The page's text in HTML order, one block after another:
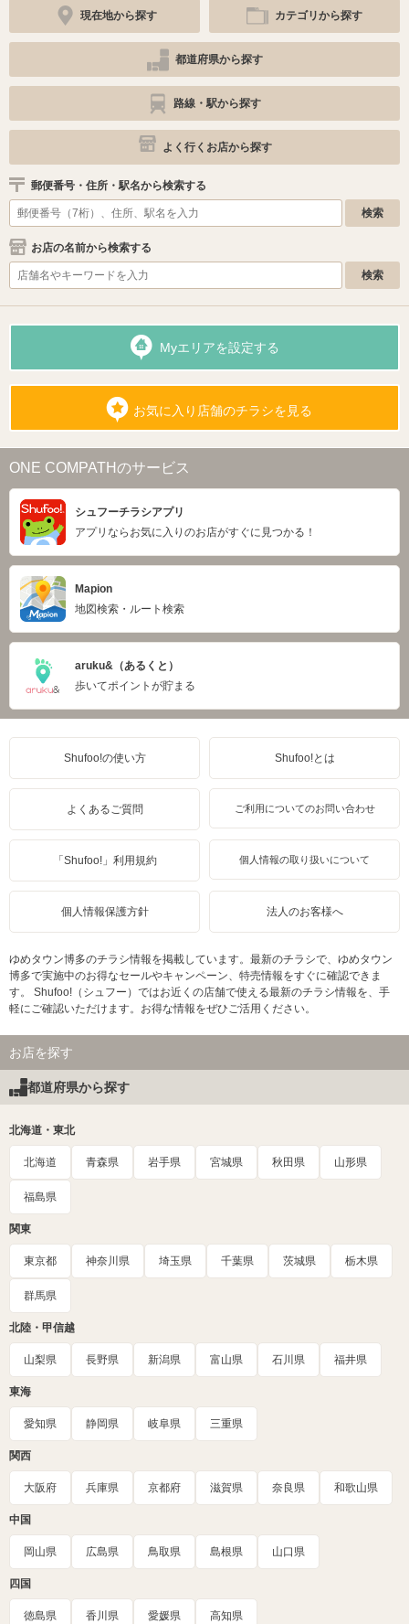
現在地から探す カテゴリから探す
都道府県から探す
路線・駅から探す
よく行くお店から探す
郵便番号・住所・駅名から検索する
お店の名前から検索する
Myエリアを設定する
お気に入り店舗のチラシを見る
ONE COMPATHのサービス
シュフーチラシアプリ
アプリならお気に入りのお店がすぐに見つかる！
Mapion
地図検索・ルート検索
aruku&（あるくと）
歩いてポイントが貯まる
Shufoo!の使い方 Shufoo!とは
よくあるご質問 ご利用についてのお問い合わせ
「Shufoo!」利用規約 個人情報の取り扱いについて
個人情報保護方針 法人のお客様へ
ゆめタウン博多のチラシ情報を掲載しています。最新のチラシで、ゆめタウン
博多で実施中のお得なセールやキャンペーン、特売情報をすぐに確認できま
す。 Shufoo!（シュフー）ではお近くの店舗で使える最新のチラシ情報を、手
軽にご確認いただけます。お得な情報をぜひご活用ください。
お店を探す
都道府県から探す
北海道・東北
北海道 青森県 岩手県 宮城県 秋田県 山形県
福島県
関東
東京都 神奈川県 埼玉県 千葉県 茨城県 栃木県
群馬県
北陸・甲信越
山梨県 長野県 新潟県 富山県 石川県 福井県
東海
愛知県 静岡県 岐阜県 三重県
関西
大阪府 兵庫県 京都府 滋賀県 奈良県 和歌山県
中国
岡山県 広島県 鳥取県 島根県 山口県
四国
徳島県 香川県 愛媛県 高知県